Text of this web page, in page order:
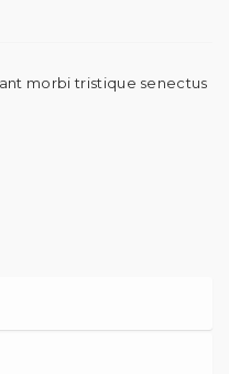
morbi tristique senectus